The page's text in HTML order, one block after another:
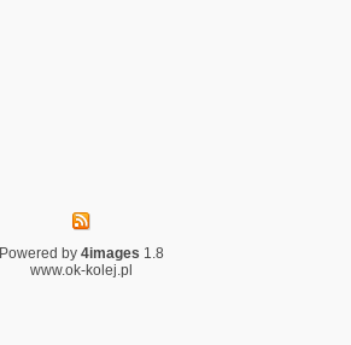
Powered by 4images 1.8
www.ok-kolej.pl